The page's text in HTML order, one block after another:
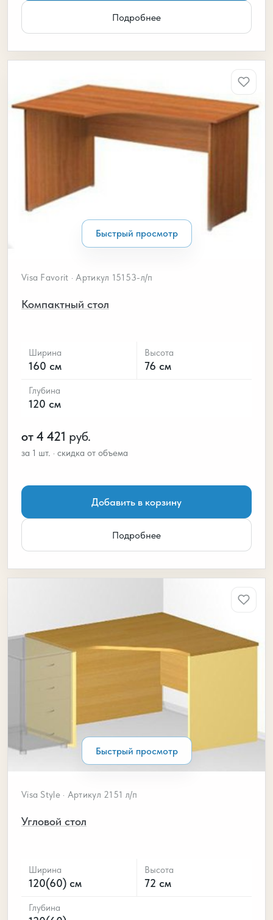
Подробнее
Быстрый просмотр
Visa Favorit · Артикул 15153-л/п
Компактный стол
Ширина
160 см
Высота
76 см
Глубина
120 см
от 4 421 руб.
Добавить в корзину
Подробнее
Быстрый просмотр
Visa Style · Артикул 2151 л/п
Угловой стол
Ширина
120(60) см
Высота
72 см
Глубина